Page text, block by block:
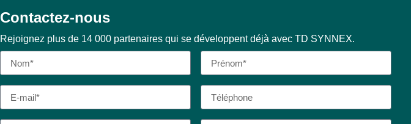
Contactez-nous
Rejoignez plus de 14 000 partenaires qui se développent déjà avec TD SYNNEX.